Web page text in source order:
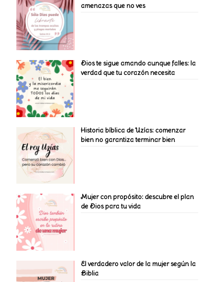
amenazas que no ves
Dios te sigue amando aunque falles: la
verdad que tu corazón necesita
Historia bíblica de Uzías: comenzar
bien no garantiza terminar bien
Mujer con propósito: descubre el plan
de Dios para tu vida
El verdadero valor de la mujer según la
Biblia